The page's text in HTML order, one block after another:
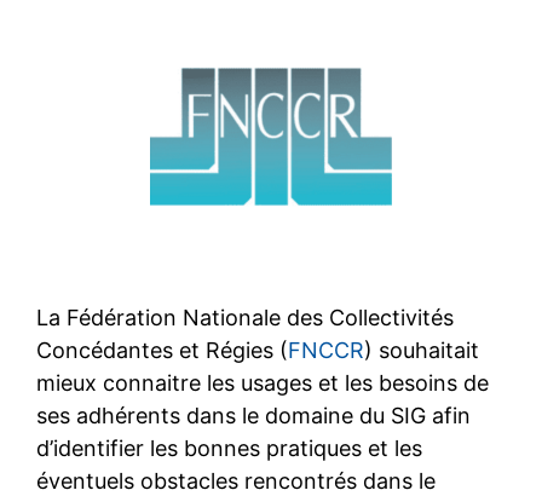
La Fédération Nationale des Collectivités
Concédantes et Régies (FNCCR) souhaitait
mieux connaitre les usages et les besoins de
ses adhérents dans le domaine du SIG afin
d’identifier les bonnes pratiques et les
éventuels obstacles rencontrés dans le